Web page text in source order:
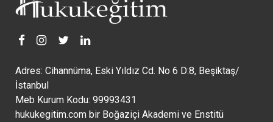
Adres: Cihannüma, Eski Yıldız Cd. No 6 D:8, Beşiktaş/
İstanbul
Meb Kurum Kodu: 99993431
hukukegitim.com bir Boğaziçi Akademi ve Enstitü